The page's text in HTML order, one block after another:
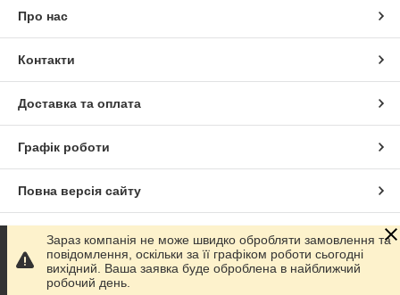
Про нас
Контакти
Доставка та оплата
Графік роботи
Повна версія сайту
Сайт створено на маркетплейсіProm.ua
Політика конфіденційності
Зараз компанія не може швидко обробляти замовлення та
повідомлення, оскільки за її графіком роботи сьогодні
вихідний. Ваша заявка буде оброблена в найближчий
робочий день.